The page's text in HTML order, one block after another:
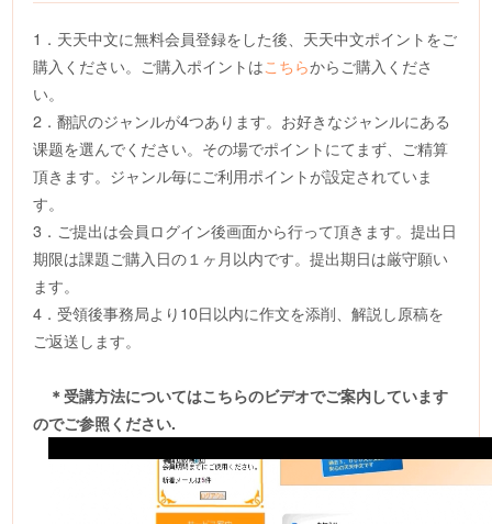
1．天天中文に無料会員登録をした後、天天中文ポイントをご
購入ください。ご購入ポイントはこちらからご購入くださ
い。
2．翻訳のジャンルが4つあります。お好きなジャンルにある
课题を選んでください。その場でポイントにてまず、ご精算
頂きます。ジャンル毎にご利用ポイントが設定されていま
す。
3．ご提出は会員ログイン後画面から行って頂きます。提出日
期限は課題ご購入日の１ヶ月以内です。提出期日は厳守願い
ます。
4．受領後事務局より10日以内に作文を添削、解説し原稿を
ご返送します。
＊受講方法についてはこちらのビデオでご案内しています
のでご参照ください.